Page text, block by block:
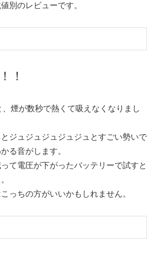
別のレビューです。
！
煙が数秒で熱くて吸えなくなりまし
ジュジュジュジュジュとすごい勢いで
る音がします。
て電圧が下がったバッテリーで試すと
っちの方がいいかもしれません。